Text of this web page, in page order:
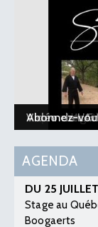
Le planning
Vidéo : L’Art
Vidéo : Les 5
Vidéo de
Abonnez-
AGENDA
DU 25
Stage au
Boogaerts